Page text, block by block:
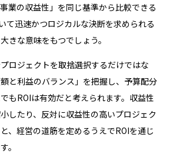
業の収益性」を同じ基準から比較できる
て迅速かつロジカルな決断を求められる
きな意味をもつでしょう。
ロジェクトを取捨選択するだけではな
と利益のバランス」を把握し、予算配分
もROIは有効だと考えられます。収益性
したり、反対に収益性の高いプロジェク
、経営の道筋を定めるうえでROIを通じ
。